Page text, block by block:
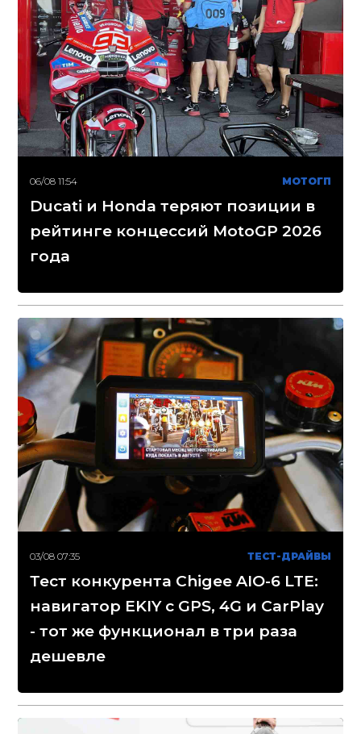
06/08 11:54 МОТОГП
Ducati и Honda теряют позиции в
рейтинге концессий MotoGP 2026
года
03/08 07:35 ТЕСТ-ДРАЙВЫ
Тест конкурента Chigee AIO-6 LTE:
навигатор EKIY с GPS, 4G и CarPlay
- тот же функционал в три раза
дешевле